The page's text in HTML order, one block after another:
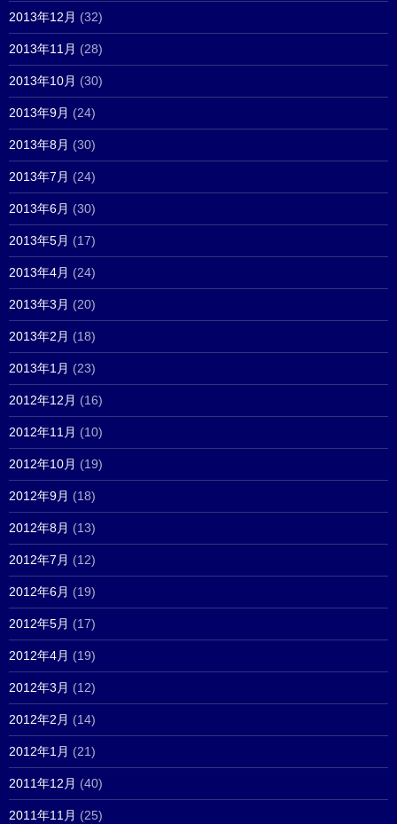
2013年12月 (32)
2013年11月 (28)
2013年10月 (30)
2013年9月 (24)
2013年8月 (30)
2013年7月 (24)
2013年6月 (30)
2013年5月 (17)
2013年4月 (24)
2013年3月 (20)
2013年2月 (18)
2013年1月 (23)
2012年12月 (16)
2012年11月 (10)
2012年10月 (19)
2012年9月 (18)
2012年8月 (13)
2012年7月 (12)
2012年6月 (19)
2012年5月 (17)
2012年4月 (19)
2012年3月 (12)
2012年2月 (14)
2012年1月 (21)
2011年12月 (40)
2011年11月 (25)